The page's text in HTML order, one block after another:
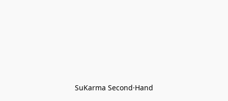
SuKarma Second·Hand